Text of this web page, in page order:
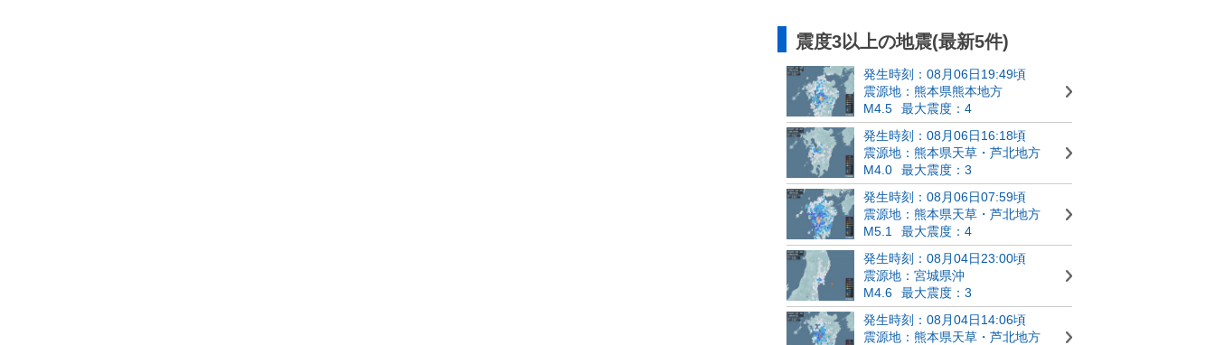
震度3以上の地震(最新5件)
発生時刻：08月06日19:49頃
震源地：熊本県熊本地方
M4.5
最大震度：4
発生時刻：08月06日16:18頃
震源地：熊本県天草・芦北地方
M4.0
最大震度：3
発生時刻：08月06日07:59頃
震源地：熊本県天草・芦北地方
M5.1
最大震度：4
発生時刻：08月04日23:00頃
震源地：宮城県沖
M4.6
最大震度：3
発生時刻：08月04日14:06頃
震源地：熊本県天草・芦北地方